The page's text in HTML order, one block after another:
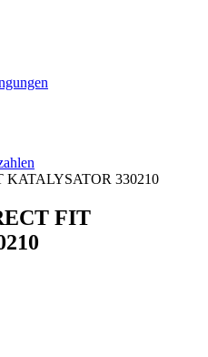
FIT